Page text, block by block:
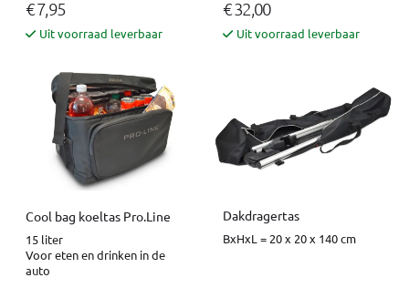
€ 7,95
Uit voorraad leverbaar
€ 32,00
Uit voorraad leverbaar
Cool bag koeltas Pro.Line
15 liter
Voor eten en drinken in de
auto
Dakdragertas
BxHxL = 20 x 20 x 140 cm